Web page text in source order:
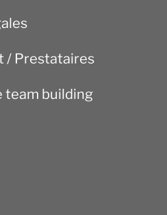
/ Prestataires
team building